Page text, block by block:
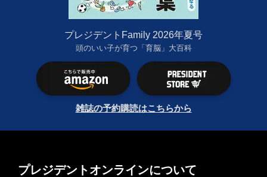
プレジデントFamily 2026年夏号
頭のいい子が育つ「育脳」大百科
雑誌の予約購読はこちらから
プレジデントオンラインについて